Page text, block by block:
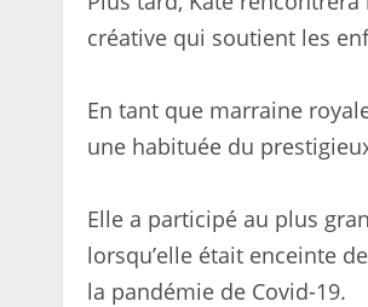
créative qui soutient les
En tant que marraine
une habituée du
Elle a participé au plus
lorsqu’elle était enceinte
la pandémie de Covid-19.